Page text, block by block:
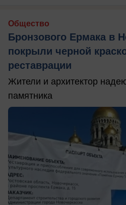
Общество
Бронзового Ермака в
покрыли черной
реставрации
Жители и архитектор
памятника